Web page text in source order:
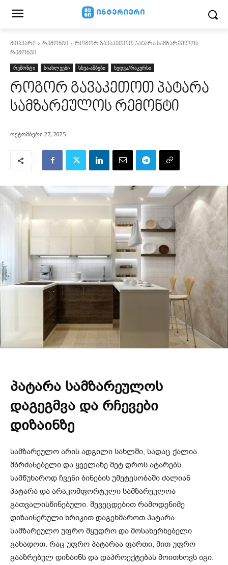
მთავარი რემონტი
როგორ გავაკეთოთ პატარა სამზარეულოს
რემონტი
რემონტი სიახლეები სხვა-ამბები ხედვა/რაკურსი
როგორ გავაკეთოთ პატარა
სამზარეულოს რემონტი
ოქტომბერი 27, 2025
პატარა სამზარეულოს
დაგეგმვა და რჩევები
დიზაინზე
სამზარეულო არის ადგილი სახლში, სადაც ქალია
მბრძანებელი და ყველაზე მეტ დროს ატარებს.
სამწუხაროდ ჩვენი ბინების უმეტესობაში ძალიან
პატარა და არაკომფორტული სამზარეულოა
გათვალისწინებული. შევეცდებით რამოდენიმე
დიზაინერული ხრიკით დაგეხმაროთ პატარა
სამზარეულო უფრო მყუდრო და მოსახერხებელი
გახადოთ. რაც უფრო პატარაა ფართი, მით უფრო
გააზრებულ დიზაინს და დაპროექტებას მოითხოვს იგი.